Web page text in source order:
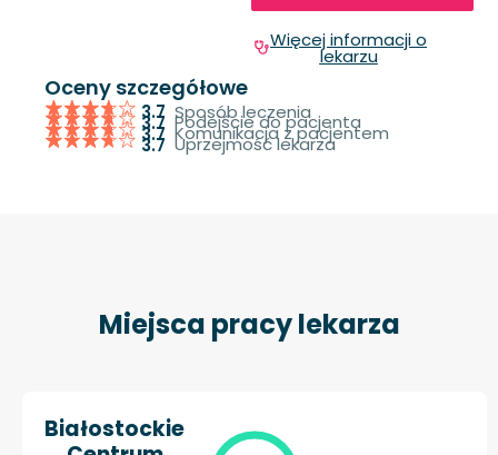
Więcej informacji o
lekarzu
Oceny szczegółowe
3.7 Sposób leczenia
3.7 Podejście do pacjenta
3.7 Komunikacja z pacjentem
3.7 Uprzejmość lekarza
Miejsca pracy lekarza
Białostockie